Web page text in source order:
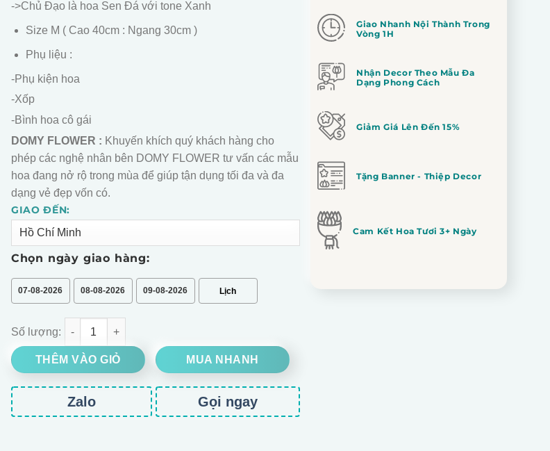
->Chủ Đạo là hoa Sen Đá với tone Xanh
Size M ( Cao 40cm : Ngang 30cm )
Phụ liệu :
-Phụ kiện hoa
-Xốp
-Bình hoa cô gái
DOMY FLOWER : Khuyến khích quý khách hàng cho
phép các nghệ nhân bên DOMY FLOWER tư vấn các mẫu
hoa đang nở rộ trong mùa để giúp tận dụng tối đa và đa
dạng vẻ đẹp vốn có.
GIAO ĐẾN:
Chọn ngày giao hàng:
07-08-2026 08-08-2026 09-08-2026
BÌNH HOA CÔ GÁI MIX SEN ĐÁ số lượng
THÊM VÀO GIỎ MUA NHANH
Alternative:
Zalo Gọi ngay
Giao Nhanh Nội Thành Trong
Vòng 1H
Nhận Decor Theo Mẫu Đa
Dạng Phong Cách
Giảm Giá Lên Đến 15%
Tặng Banner - Thiệp Decor
Cam Kết Hoa Tươi 3+ Ngày